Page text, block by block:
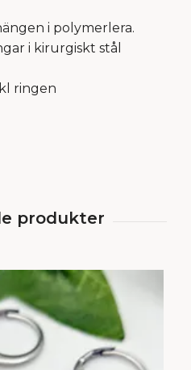
i polymerlera.
i kirurgiskt stål
ringen